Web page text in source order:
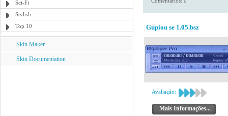
Sci-Fi
Stylish
Top 10
Skin Maker
Skin Documentation
Gupiou se 1.05.bsz
Avaliação:
Mais Informações...